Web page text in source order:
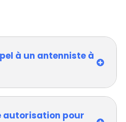
à un antenniste à
autorisation pour